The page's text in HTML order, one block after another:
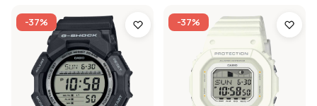
-37% -37%